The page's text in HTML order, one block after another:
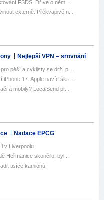
FSDS. Dříve o něm...
externě. Překvapivě n...
Nejlepší VPN – srovnání
pěší a cyklisty se drží p...
17. Apple navíc škrt...
a mobily? LocalSend pr...
Nadace EPCG
v Liverpoolu
Heřmanice skončilo, byl...
tisíce kamionů